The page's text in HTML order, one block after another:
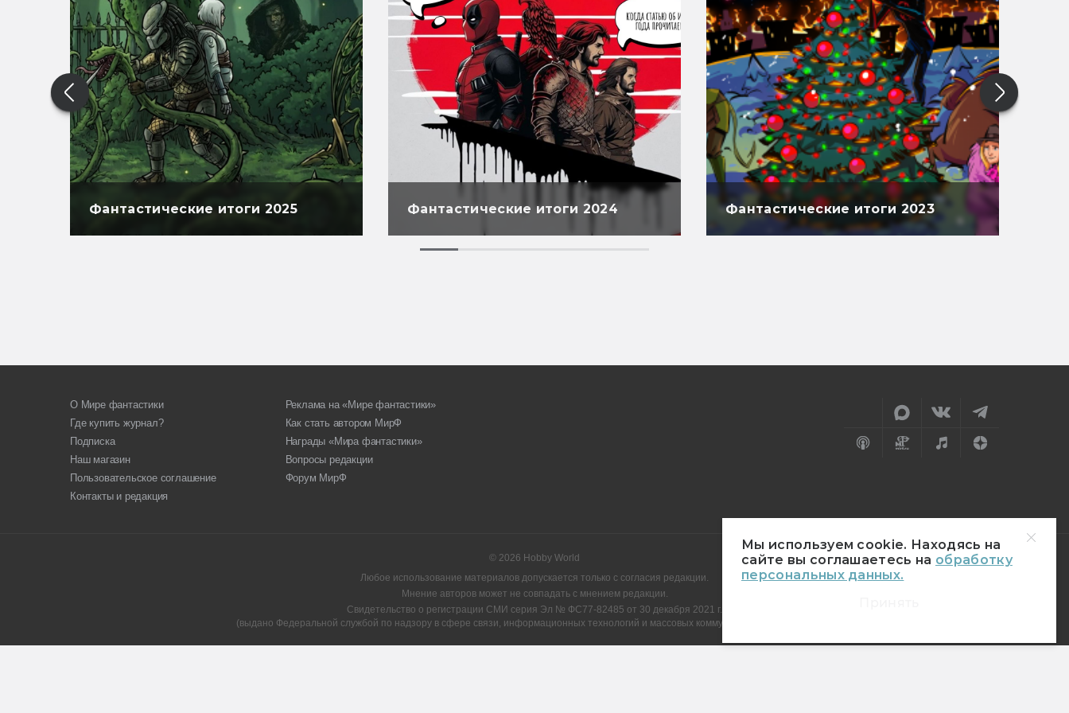
Мы используем cookie. Находясь на
сайте вы соглашаетесь на обработку
персональных данных.
Фантастические итоги 2025 Фантастические итоги 2024 Фантастические итоги 2023
О Мире фантастики
Где купить журнал?
Подписка
Наш магазин
Пользовательское соглашение
Контакты и редакция
Реклама на «Мире фантастики»
Как стать автором МирФ
Награды «Мира фантастики»
Вопросы редакции
Форум МирФ
© 2026 Hobby World
Любое использование материалов допускается только с согласия редакции.
Мнение авторов может не совпадать с мнением редакции.
Свидетельство о регистрации СМИ серия Эл № ФС77-82485 от 30 декабря 2021 г.
(выдано Федеральной службой по надзору в сфере связи, информационных технологий и массовых коммуникаций (Роскомнадзор)